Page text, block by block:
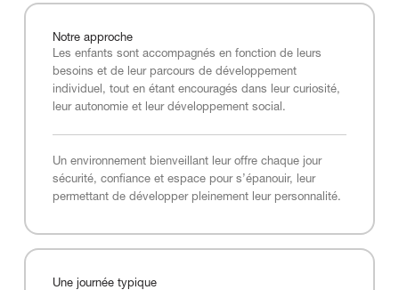
Notre approche
Les enfants sont accompagnés en fonction de leurs
besoins et de leur parcours de développement
individuel, tout en étant encouragés dans leur curiosité,
leur autonomie et leur développement social.
Un environnement bienveillant leur offre chaque jour
sécurité, confiance et espace pour s’épanouir, leur
permettant de développer pleinement leur personnalité.
Une journée typique